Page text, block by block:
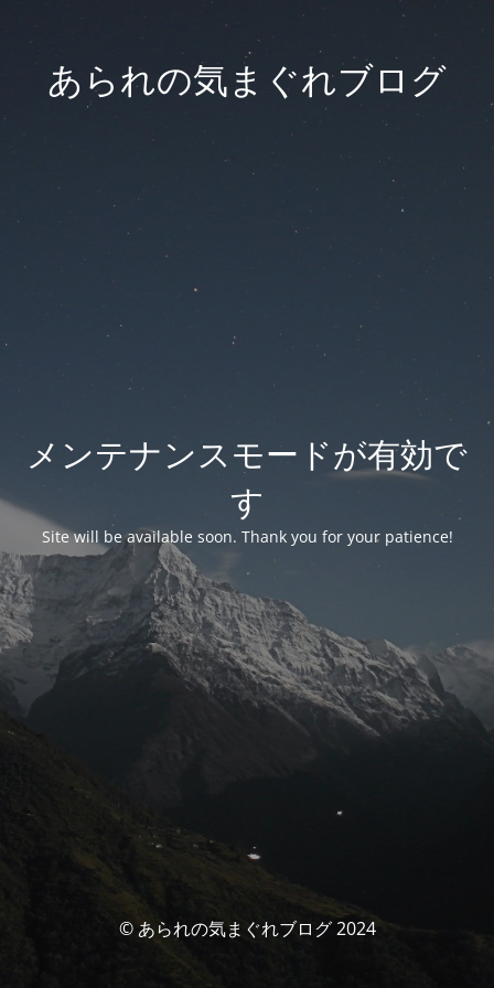
あられの気まぐれブログ
メンテナンスモードが有効で
す
Site will be available soon. Thank you for your patience!
© あられの気まぐれブログ 2024